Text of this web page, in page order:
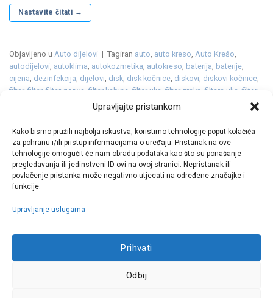
Upravljajte pristankom
Kako bismo pružili najbolja iskustva, koristimo tehnologije poput kolačića
za pohranu i/ili pristup informacijama o uređaju. Pristanak na ove
tehnologije omogućit će nam obradu podataka kao što su ponašanje
pregledavanja ili jedinstveni ID-ovi na ovoj stranici. Nepristanak ili
povlačenje pristanka može negativno utjecati na određene značajke i
funkcije.
Upravljanje uslugama
Prihvati
Odbij
Nastavite čitati →
Objavljeno u Auto dijelovi | Tagiran auto, auto kreso, Auto Krešo,
autodijelovi, autoklima, autokozmetika, autokreso, baterija, baterije,
cijena, dezinfekcija, dijelovi, disk, disk kočnice, diskovi, diskovi kočnice,
filtar,filter,filter goriva ,filter kabine ,filter ulja ,filter zraka ,filtera ulja ,filteri
gumeni tepih,gumeni tepisi,kočione obloge
platneni tepisi
range , Range Rover rover , RR Sport , SUV svijećice
svjećice,svjetla ,tekstilni tepisi,tekućina,tepih, tepisi,vjetrobransko
vjetrobransko staklo, zimska tekućina,zimske Ostavite komentar
Call centar
+38513030300